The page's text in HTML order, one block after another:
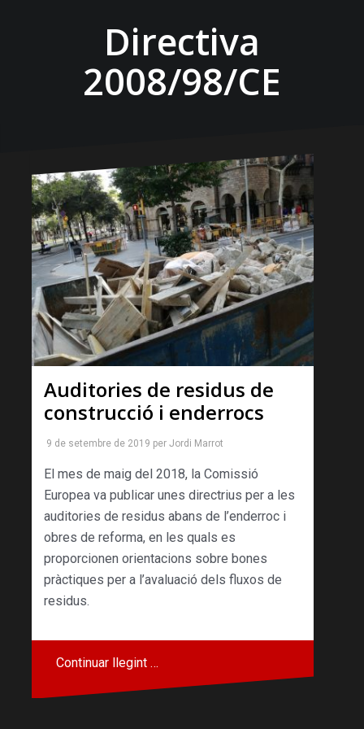
Directiva
2008/98/CE
Auditories de residus de
construcció i enderrocs
9 de setembre de 2019 per Jordi Marrot
El mes de maig del 2018, la Comissió
Europea va publicar unes directrius per a les
auditories de residus abans de l’enderroc i
obres de reforma, en les quals es
proporcionen orientacions sobre bones
pràctiques per a l’avaluació dels fluxos de
residus.
Continuar llegint …